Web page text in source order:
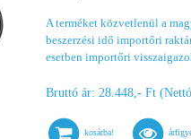
A terméket közvetlenül a
beszerzési idő importőri
esetben importőri
Bruttó ár: 28.448,- Ft
kosárba!